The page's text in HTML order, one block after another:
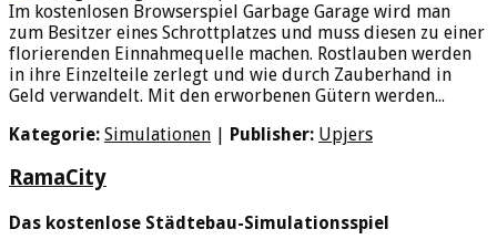
Im kostenlosen Browserspiel Garbage Garage wird man
zum Besitzer eines Schrottplatzes und muss diesen zu einer
florierenden Einnahmequelle machen. Rostlauben werden
in ihre Einzelteile zerlegt und wie durch Zauberhand in
Geld verwandelt. Mit den erworbenen Gütern werden...
Kategorie: Simulationen Publisher: Upjers
RamaCity
Das kostenlose Städtebau-Simulationsspiel